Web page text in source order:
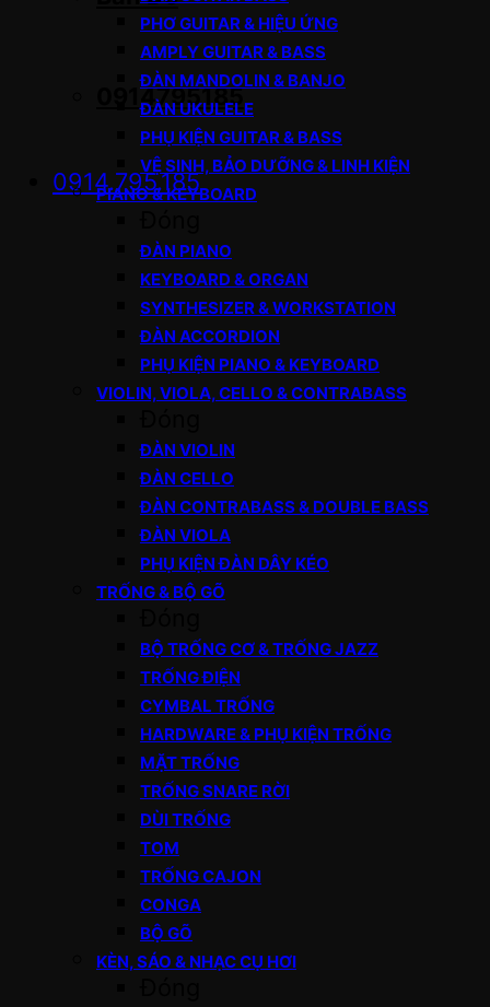
0914795185
0914.795.185
PHƠ GUITAR & HIỆU ỨNG
AMPLY GUITAR & BASS
ĐÀN MANDOLIN & BANJO
ĐÀN UKULELE
PHỤ KIỆN GUITAR & BASS
VỆ SINH, BẢO DƯỠNG & LINH KIỆN
PIANO & KEYBOARD
ĐÀN PIANO
KEYBOARD & ORGAN
SYNTHESIZER & WORKSTATION
ĐÀN ACCORDION
PHỤ KIỆN PIANO & KEYBOARD
VIOLIN, VIOLA, CELLO & CONTRABASS
ĐÀN VIOLIN
ĐÀN CELLO
ĐÀN CONTRABASS & DOUBLE BASS
ĐÀN VIOLA
PHỤ KIỆN ĐÀN DÂY KÉO
TRỐNG & BỘ GÕ
BỘ TRỐNG CƠ & TRỐNG JAZZ
TRỐNG ĐIỆN
CYMBAL TRỐNG
HARDWARE & PHỤ KIỆN TRỐNG
MẶT TRỐNG
TRỐNG SNARE RỜI
DÙI TRỐNG
TOM
TRỐNG CAJON
CONGA
BỘ GÕ
KÈN, SÁO & NHẠC CỤ HƠI